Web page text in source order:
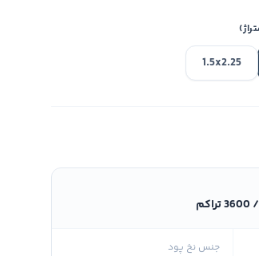
1.5x2.25
جنس نخ پود